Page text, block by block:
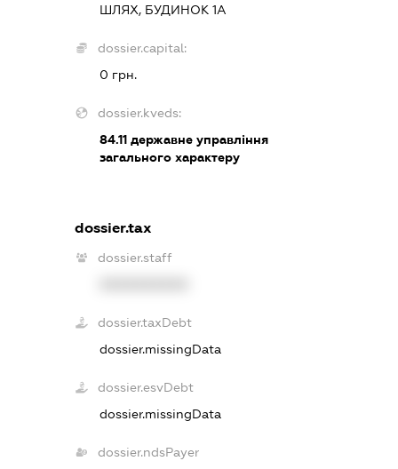
ШЛЯХ, БУДИНОК 1А
dossier.capital:
0 грн.
dossier.kveds:
84.11 державне управління
загального характеру
dossier.tax
dossier.staff
dossier.taxDebt
dossier.missingData
dossier.esvDebt
dossier.missingData
dossier.ndsPayer